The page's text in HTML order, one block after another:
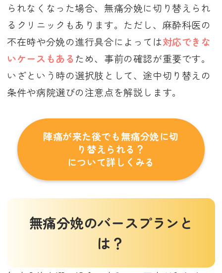
られなくなった場合、無痛分娩に切り替えられ
るクリニックもあります。ただし、麻酔科医の
不在時や分娩の進行具合によっては対応できな
いケースもある ため、事前の確認が重要です。
いざという時の選択肢として、途中切り替えの
条件や病院選びの注意点を解説します。
陣痛が来た後でも無痛分娩に切
り替えられる？
について詳しくみる
無痛分娩のバースプランと
は？